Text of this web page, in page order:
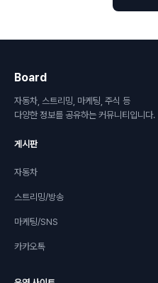
Board
자동차, 스트리밍, 마케팅, 주식 등
다양한 정보를 공유하는 커뮤니티입니다.
게시판
자동차
스트리밍/방송
마케팅/SNS
카카오톡